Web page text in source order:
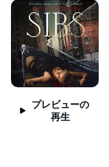
プレビューの
再生